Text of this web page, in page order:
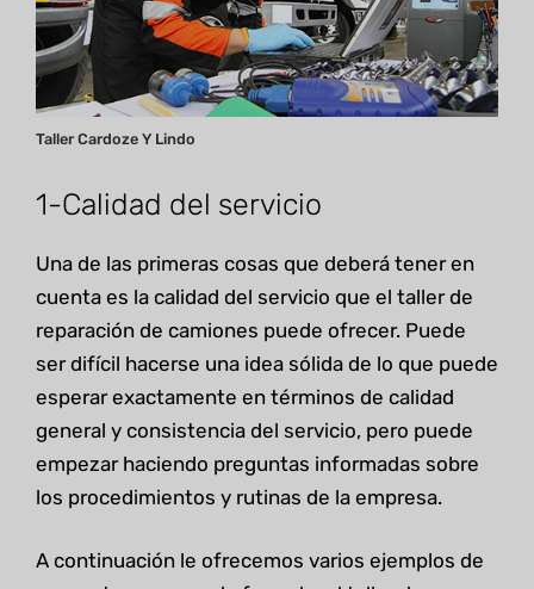
Taller Cardoze Y Lindo
1-Calidad del servicio
Una de las primeras cosas que deberá tener en
cuenta es la calidad del servicio que el taller de
reparación de camiones puede ofrecer. Puede
ser difícil hacerse una idea sólida de lo que puede
esperar exactamente en términos de calidad
general y consistencia del servicio, pero puede
empezar haciendo preguntas informadas sobre
los procedimientos y rutinas de la empresa.
A continuación le ofrecemos varios ejemplos de